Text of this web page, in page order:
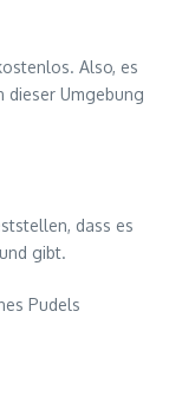
Also, es
dieser Umgebung
dass es
gibt.
Pudels